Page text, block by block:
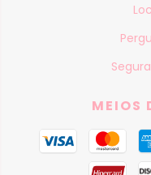
MEIOS